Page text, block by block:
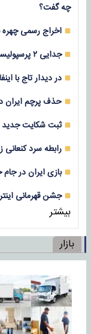
چه گفت؟
اخراج رسمی چهره
جدایی ۲ پرسپولیسی و استقلالی در یک روز
در دیدار تاج با
حذف پرچم ایران
ثبت شکایت جدید
رابطه سرد
بازی‌ ایران در
جشن قهرمانی
بیشتر
بازار